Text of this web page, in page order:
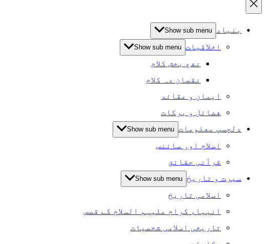
بنیاد Show sub menu
اخلاقیات Show sub menu
نفع بخش کلام
نقصان دہ کلام
ایمان و عقائد
فضائل و برکات
دلچسپ معلومات Show sub menu
اسلام اور سائنس
قرآنی حقائق
سیرت و تاریخ Show sub menu
اسلامی تاریخ
انبیاء کرام علیہم السلام کے قصص
تاریخی اسلامی شخصیات